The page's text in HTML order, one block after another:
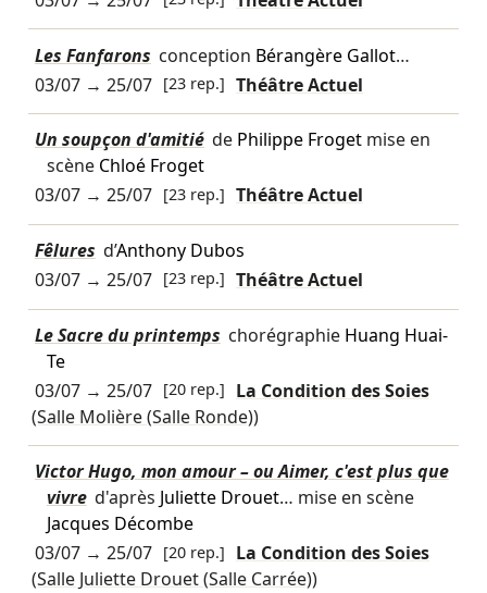
Les Fanfarons conception Bérangère Gallot…
03/07→ 25/07 [23 rep.] Théâtre Actuel
Un soupçon d'amitié de Philippe Frogetmise en
scène Chloé Froget
03/07→ 25/07 [23 rep.] Théâtre Actuel
Fêlures d’Anthony Dubos
03/07→ 25/07 [23 rep.] Théâtre Actuel
Le Sacre du printemps chorégraphie Huang Huai-
Te
03/07→ 25/07 [20 rep.]
La Condition des Soies
(Salle Molière (Salle Ronde))
Victor Hugo, mon amour – ou Aimer, c'est plus que
vivre d'après Juliette Drouet… mise en scène
Jacques Décombe
03/07→ 25/07 [20 rep.]
La Condition des Soies
(Salle Juliette Drouet (Salle Carrée))